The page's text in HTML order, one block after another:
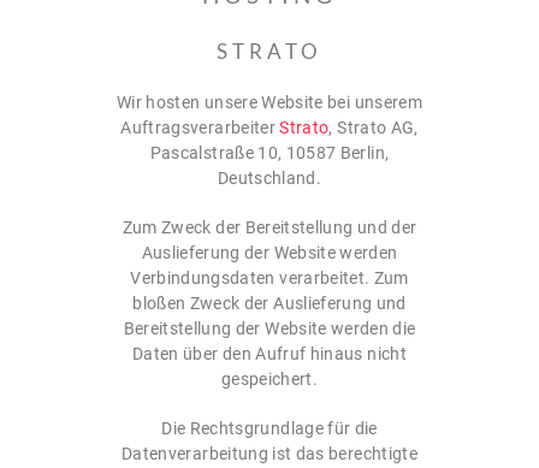
STRATO
Wir hosten unsere Website bei unserem
AuftragsverarbeiterStrato, Strato AG,
Pascalstraße 10, 10587 Berlin,
Deutschland.
Zum Zweck der Bereitstellung und der
Auslieferung der Website werden
Verbindungsdaten verarbeitet. Zum
bloßen Zweck der Auslieferung und
Bereitstellung der Website werden die
Daten über den Aufruf hinaus nicht
gespeichert.
Die Rechtsgrundlage für die
Datenverarbeitung ist das berechtigte